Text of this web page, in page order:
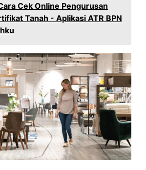
Cek Online Pengurusan
Tanah - Aplikasi ATR BPN